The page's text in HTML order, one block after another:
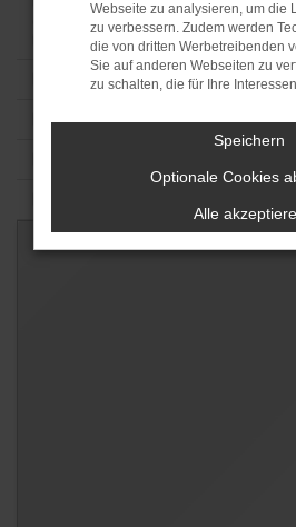
Webseite zu analysieren, um die
zu verbessern. Zudem werden
die von dritten Werbetreibenden
Sie auf anderen Webseiten zu
zu schalten, die für Ihre
Speichern
Optionale Cookies
Alle